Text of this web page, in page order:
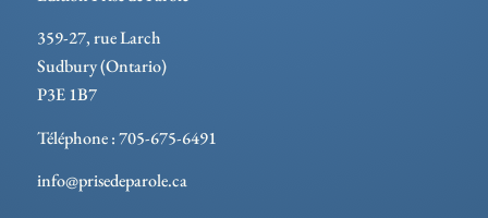
359-27, rue Larch
Sudbury (Ontario)
P3E 1B7
Téléphone : 705-675-6491
info@prisedeparole.ca